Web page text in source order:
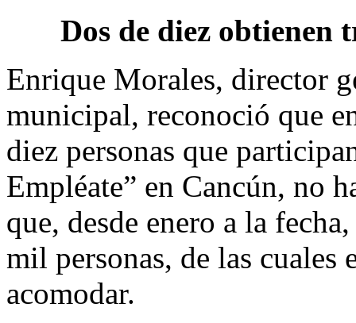
Dos de diez obtienen
Enrique Morales, director
municipal, reconoció que
diez personas que
Empléate” en Cancún, no
que, desde enero a la
mil personas, de las
acomodar.